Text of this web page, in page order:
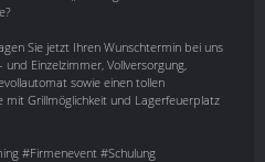
Sie jetzt Ihren Wunschtermin bei uns
Einzelzimmer, Vollversorgung,
sowie einen tollen
mit Grillmöglichkeit und Lagerfeuerplatz
#Firmenevent #Schulung